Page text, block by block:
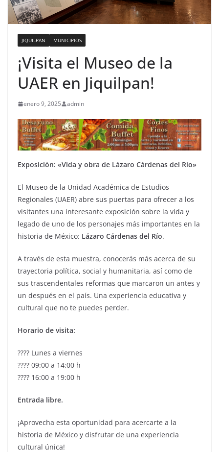
JIQUILPAN MUNICIPIOS
¡Visita el Museo de la
UAER en Jiquilpan!
enero 9, 2025 admin
Exposición: «Vida y obra de Lázaro Cárdenas del Río»
El Museo de la Unidad Académica de Estudios
Regionales (UAER) abre sus puertas para ofrecer a los
visitantes una interesante exposición sobre la vida y
legado de uno de los personajes más importantes en la
historia de México: Lázaro Cárdenas del Río.
A través de esta muestra, conocerás más acerca de su
trayectoria política, social y humanitaria, así como de
sus trascendentales reformas que marcaron un antes y
un después en el país. Una experiencia educativa y
cultural que no te puedes perder.
Horario de visita:
???? Lunes a viernes
???? 09:00 a 14:00 h
???? 16:00 a 19:00 h
Entrada libre.
¡Aprovecha esta oportunidad para acercarte a la
historia de México y disfrutar de una experiencia
cultural única!